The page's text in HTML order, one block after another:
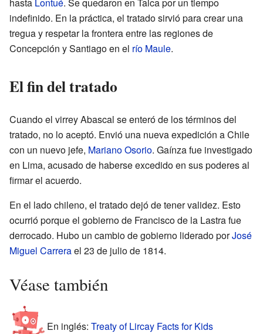
indefinido. En la práctica, el tratado sirvió para crear una
tregua y respetar la frontera entre las regiones de
Concepción y Santiago en el río Maule.
El fin del tratado
Cuando el virrey Abascal se enteró de los términos del
tratado, no lo aceptó. Envió una nueva expedición a Chile
con un nuevo jefe, Mariano Osorio. Gaínza fue investigado
en Lima, acusado de haberse excedido en sus poderes al
firmar el acuerdo.
En el lado chileno, el tratado dejó de tener validez. Esto
ocurrió porque el gobierno de Francisco de la Lastra fue
derrocado. Hubo un cambio de gobierno liderado porJosé
Miguel Carrerael 23 de julio de 1814.
Véase también
En inglés: Treaty of Lircay Facts for Kids